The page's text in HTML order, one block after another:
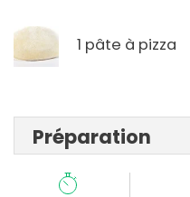
1 pâte à pizza
Préparation